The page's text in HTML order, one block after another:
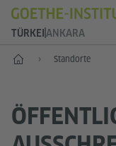
TÜRKEI ANKARA
Start Standorte